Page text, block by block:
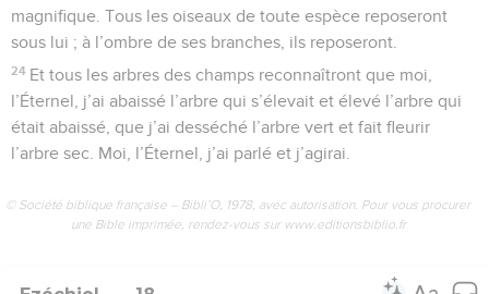
magnifique. Tous les oiseaux de toute espèce reposeront
sous lui ; à l’ombre de ses branches, ils reposeront.
24 Et tous les arbres des champs reconnaîtront que moi,
l’Éternel, j’ai abaissé l’arbre qui s’élevait et élevé l’arbre qui
était abaissé, que j’ai desséché l’arbre vert et fait fleurir
l’arbre sec. Moi, l’Éternel, j’ai parlé et j’agirai.
© Société biblique française – Bibli’O, 1978, avec autorisation. Pour vous procurer
une Bible imprimée, rendez-vous sur www.editionsbiblio.fr